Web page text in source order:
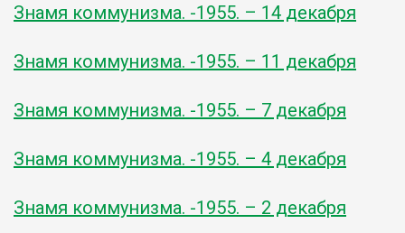
Знамя коммунизма. -1955. – 14 декабря
Знамя коммунизма. -1955. – 11 декабря
Знамя коммунизма. -1955. – 7 декабря
Знамя коммунизма. -1955. – 4 декабря
Знамя коммунизма. -1955. – 2 декабря